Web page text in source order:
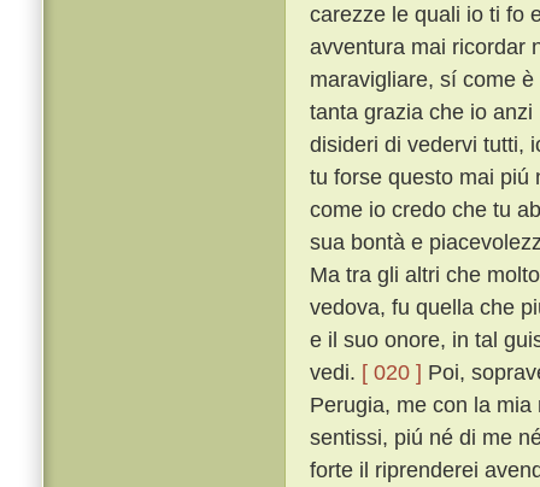
carezze le quali io ti fo
avventura mai ricordar
maravigliare, sí come
tanta grazia che io
disideri di vedervi tutti,
tu forse questo mai
come io credo che tu
sua bontà e
Ma tra gli altri che
vedova, fu quella che
e il suo onore, in tal
vedi. [ 020 ] Poi,
Perugia, me con la
sentissi, piú né di me
forte il riprenderei